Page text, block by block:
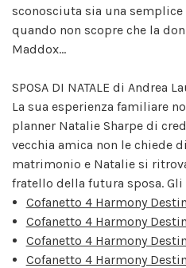
sconosciuta sia una semplice
quando non scopre che la
Maddox...
SPOSA DI NATALE di Andrea
La sua esperienza familiare
planner Natalie Sharpe di
vecchia amica non le chiede
matrimonio e Natalie si
fratello della futura sposa.
Cofanetto 4 Harmony
Cofanetto 4 Harmony
Cofanetto 4 Harmony
Cofanetto 4 Harmony